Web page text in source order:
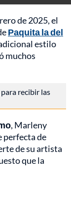
de 2025, el
Paquita la del
estilo
muchos
para recibir las
, Marleny
perfecta de
de su artista
que la